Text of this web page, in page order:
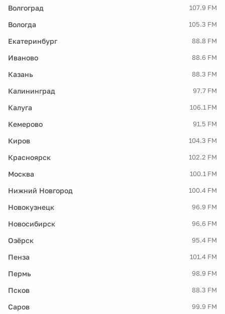
Волгоград 107.9 FM
Вологда 105.3 FM
Екатеринбург 88.8 FM
Иваново 88.6 FM
Казань 88.3 FM
Калининград 97.7 FM
Калуга 106.1 FM
Кемерово 91.5 FM
Киров 104.3 FM
Красноярск 102.2 FM
Москва 100.1 FM
Нижний Новгород 100.4 FM
Новокузнецк 96.9 FM
Новосибирск 96.6 FM
Озёрск 95.4 FM
Пенза 101.4 FM
Пермь 98.9 FM
Псков 88.3 FM
Саров 99.9 FM